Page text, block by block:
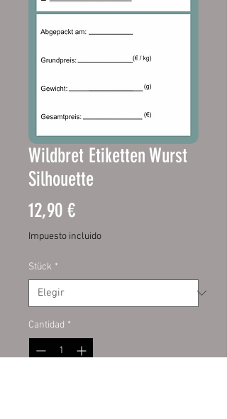
Wildbret Etiketten Wurst
Silhouette
12,90 €Precio
Impuesto incluido
Stück *
Cantidad *